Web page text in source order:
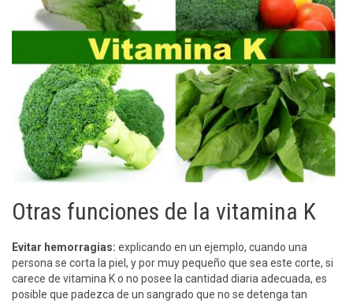
Otras funciones de la vitamina K
Evitar hemorragias: explicando en un ejemplo, cuando una
persona se corta la piel, y por muy pequeño que sea este corte, si
carece de vitamina K o no posee la cantidad diaria adecuada, es
posible que padezca de un sangrado que no se detenga tan